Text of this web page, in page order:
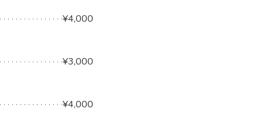
¥4,000
¥3,000
¥4,000